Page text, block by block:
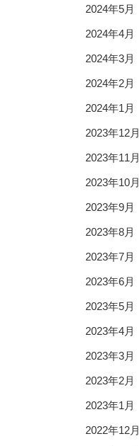
2024年5月
2024年4月
2024年3月
2024年2月
2024年1月
2023年12月
2023年11月
2023年10月
2023年9月
2023年8月
2023年7月
2023年6月
2023年5月
2023年4月
2023年3月
2023年2月
2023年1月
2022年12月